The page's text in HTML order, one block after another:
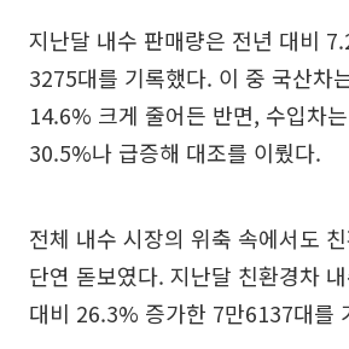
지난달 내수 판매량은 전년 대비
3275대를 기록했다. 이 중 국산차
14.6% 크게 줄어든 반면, 수입차
30.5%나 급증해 대조를 이뤘다.
전체 내수 시장의 위축 속에서도
단연 돋보였다. 지난달 친환경차
대비 26.3% 증가한 7만6137대를